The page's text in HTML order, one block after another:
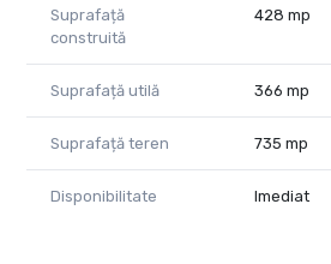
Suprafață
construită
428 mp
Suprafață utilă 366 mp
Suprafață teren 735 mp
Disponibilitate Imediat